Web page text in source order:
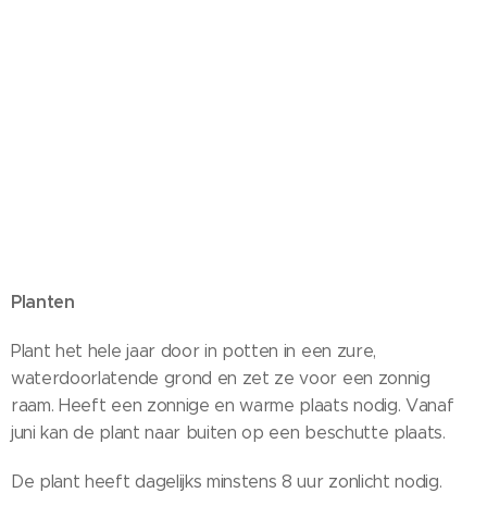
Planten
Plant het hele jaar door in potten in een zure,
waterdoorlatende grond en zet ze voor een zonnig
raam. Heeft een zonnige en warme plaats nodig. Vanaf
juni kan de plant naar buiten op een beschutte plaats.
De plant heeft dagelijks minstens 8 uur zonlicht nodig.